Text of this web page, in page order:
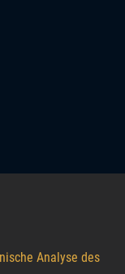
Analyse des